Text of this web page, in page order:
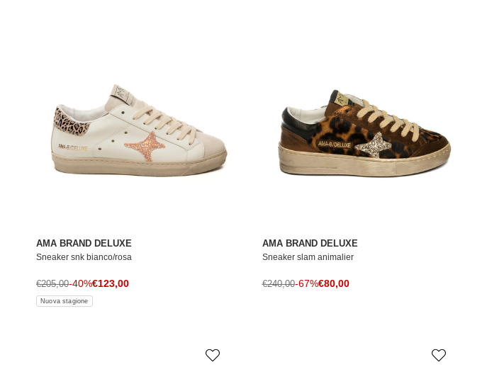
AMA BRAND DELUXE
Sneaker snk bianco/rosa
Prezzo di vendita
€123,00
Prezzo normale
€205,00-40%
Nuova stagione
AMA BRAND DELUXE
Sneaker slam animalier
Prezzo di vendita
€80,00
Prezzo normale
€240,00-67%